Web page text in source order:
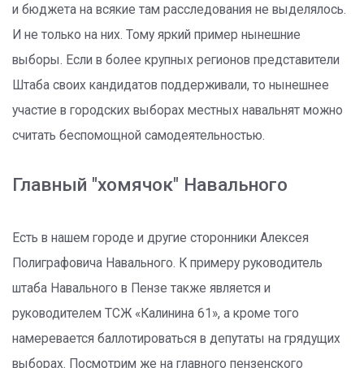
и бюджета на всякие там расследования не выделялось.
И не только на них. Тому яркий пример нынешние
выборы. Если в более крупных регионов представители
Штаба своих кандидатов поддерживали, то нынешнее
участие в городских выборах местных навальнят можно
считать беспомощной самодеятельностью.
Главный "хомячок" Навального
Есть в нашем городе и другие сторонники Алексея
Полиграфовича Навального. К примеру руководитель
штаба Навального в Пензе также является и
руководителем ТСЖ «Калинина 61», а кроме того
намеревается баллотироваться в депутаты на грядущих
выборах. Посмотрим же на главного пензенского